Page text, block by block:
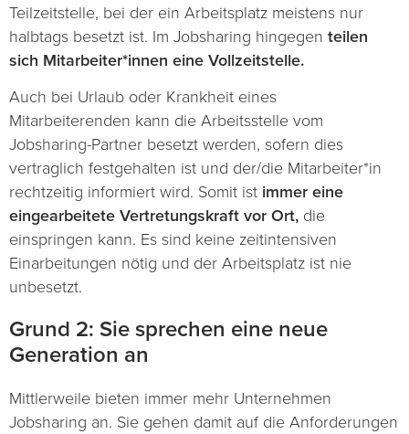
Teilzeitstelle, bei der ein Arbeitsplatz meistens nur
halbtags besetzt ist. Im Jobsharing hingegen teilen
sich Mitarbeiter*innen eine Vollzeitstelle.
Auch bei Urlaub oder Krankheit eines
Mitarbeiterenden kann die Arbeitsstelle vom
Jobsharing-Partner besetzt werden, sofern dies
vertraglich festgehalten ist und der/die Mitarbeiter*in
rechtzeitig informiert wird. Somit ist immer eine
eingearbeitete Vertretungskraft vor Ort, die
einspringen kann. Es sind keine zeitintensiven
Einarbeitungen nötig und der Arbeitsplatz ist nie
unbesetzt.
Grund 2: Sie sprechen eine neue
Generation an
Mittlerweile bieten immer mehr Unternehmen
Jobsharing an. Sie gehen damit auf die Anforderungen